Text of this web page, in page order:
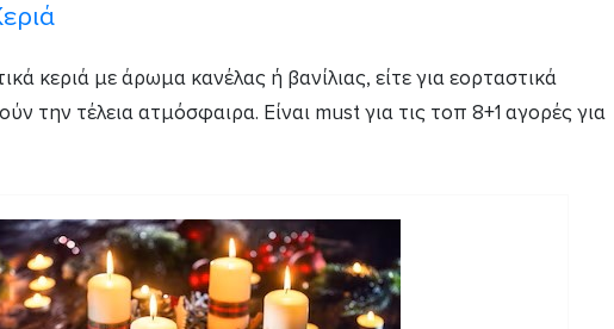
κεριά με άρωμα κανέλας ή βανίλιας, είτε για εορταστικά
την τέλεια ατμόσφαιρα. Είναι must για τις τοπ 8+1 αγορές για